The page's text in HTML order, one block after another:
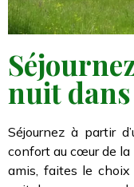
nuit
Séjournez à partir
confort au cœur de la
amis, faites le choix